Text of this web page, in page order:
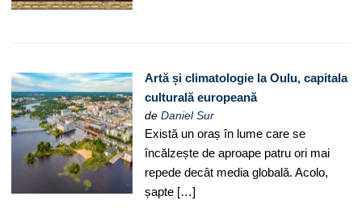
Artă și climatologie la Oulu, capitala
culturală europeană
deDaniel Sur
Există un oraș în lume care se
încălzește de aproape patru ori mai
repede decât media globală. Acolo,
șapte […]